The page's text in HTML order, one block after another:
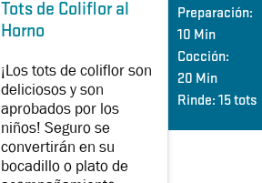
Tots de Coliflor al
Horno
¡Los tots de coliflor son
deliciosos y son
aprobados por los
niños! Seguro se
convertirán en su
bocadillo o plato de
Preparación:
10 Min
Cocción:
20 Min
Rinde: 15 tots